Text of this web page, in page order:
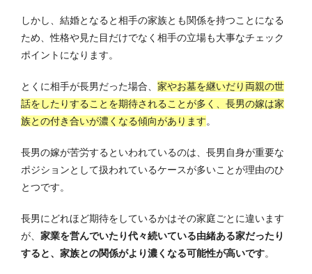
しかし、結婚となると相手の家族とも関係を持つことになる
ため、性格や見た目だけでなく相手の立場も大事なチェック
ポイントになります。
とくに相手が長男だった場合、 家やお墓を継いだり両親の世
話をしたりすることを期待されることが多く、長男の嫁は家
族との付き合いが濃くなる傾向があります。
長男の嫁が苦労するといわれているのは、長男自身が重要な
ポジションとして扱われているケースが多いことが理由のひ
とつです。
長男にどれほど期待をしているかはその家庭ごとに違います
が、 家業を営んでいたり代々続いている由緒ある家だったり
すると、家族との関係がより濃くなる可能性が高いです。